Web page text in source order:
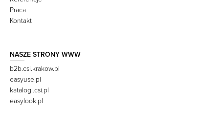
Praca
Kontakt
NASZE STRONY WWW
b2b.csi.krakow.pl
easyuse.pl
katalogi.csi.pl
easylook.pl